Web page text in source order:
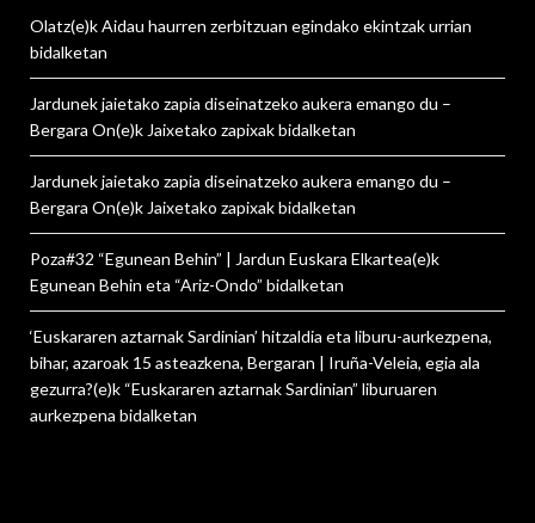
Olatz(e)kAidau haurren zerbitzuan egindako ekintzak urrian
bidalketan
Jardunek jaietako zapia diseinatzeko aukera emango du –
Bergara On(e)k Jaixetako zapixakbidalketan
Jardunek jaietako zapia diseinatzeko aukera emango du –
Bergara On(e)k Jaixetako zapixakbidalketan
Poza#32 “Egunean Behin” | Jardun Euskara Elkartea(e)k
Egunean Behin eta “Ariz-Ondo” bidalketan
‘Euskararen aztarnak Sardinian’ hitzaldia eta liburu-aurkezpena,
bihar, azaroak 15 asteazkena, Bergaran | Iruña-Veleia, egia ala
gezurra?(e)k “Euskararen aztarnak Sardinian” liburuaren
aurkezpena bidalketan